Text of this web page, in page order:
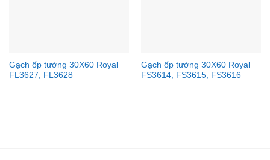
Gạch ốp tường 30X60 Royal
FL3627, FL3628
Gạch ốp tường 30X60 Royal
FS3614, FS3615, FS3616